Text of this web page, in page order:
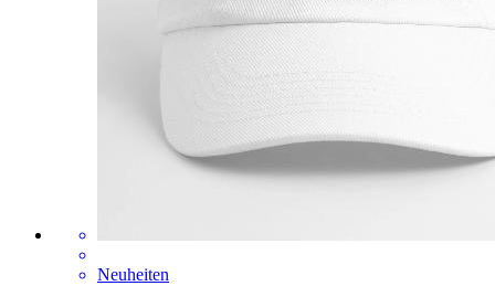
Neuheiten